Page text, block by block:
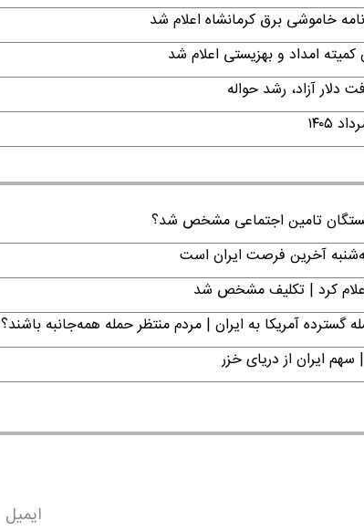
تامین اجتماعی مشخص شد؟
آخرین فرصت ایران است
کرد | تکلیف مشخص شد
آمریکا به ایران | مردم منتظر حمله همه‌جانبه باشند؟
ایران از دریای خزر
ایمیل